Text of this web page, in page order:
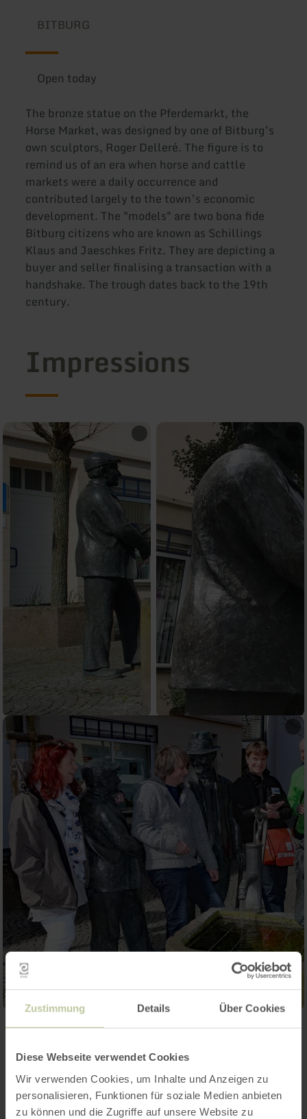
Zustimmung Details Über Cookies
Diese Webseite verwendet Cookies
Wir verwenden Cookies, um Inhalte und Anzeigen zu
personalisieren, Funktionen für soziale Medien anbieten
zu können und die Zugriffe auf unsere Website zu
BITBURG
Open today
The bronze statue on the Pferdemarkt, the
Horse Market, was designed by one of Bitburg’s
own sculptors, Roger Delleré. The figure is to
remind us of an era when horse and cattle
markets were a daily occurrence and
contributed largely to the town’s economic
development. The "models" are two bona fide
Bitburg citizens who are known as Schillings
Klaus and Jaeschkes Fritz. They are depicting a
buyer and seller finalising a transaction with a
handshake. The trough dates back to the 19th
century.
Impressions
Contact